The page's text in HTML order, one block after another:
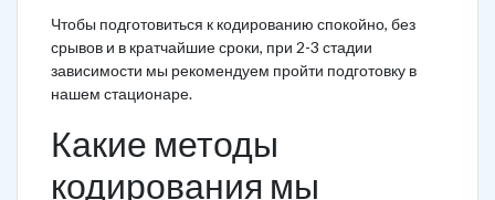
Чтобы подготовиться к кодированию спокойно, без
срывов и в кратчайшие сроки, при 2-3 стадии
зависимости мы рекомендуем пройти подготовку в
нашем стационаре.
Какие методы
кодирования мы